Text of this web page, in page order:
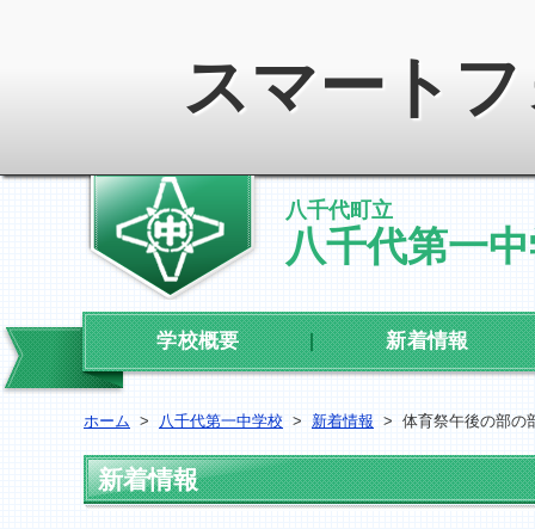
スマート
八千代町立
八千代第一
学校概要 新着情報
ホーム > 八千代第一中学校 > 新着情報 > 体育祭午後の部の
新着情報